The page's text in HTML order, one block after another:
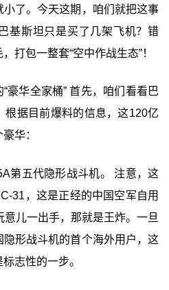
了。今天这期，咱们就把这事
基斯坦只是买了几架飞机？错
打包一整套“空中作战生态”！
豪华全家桶” 首先，咱们看看巴
根据目前爆料的信息，这120亿
华：
第五代隐形战斗机。 注意，这
31，这是正经的中国空军自用
儿一出手，那就是王炸。一旦
形战斗机的首个海外用户，这
志性的一步。